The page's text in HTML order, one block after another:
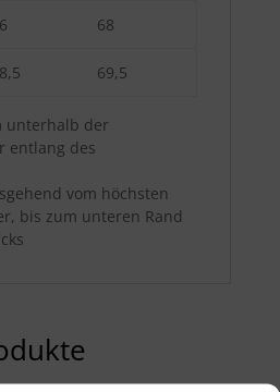
68
69,5
unterhalb der
entlang des
vom höchsten
bis zum unteren Rand